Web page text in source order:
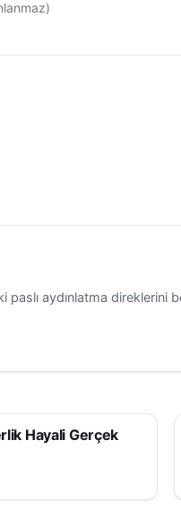
aydınlatma
Hayali Gerçek